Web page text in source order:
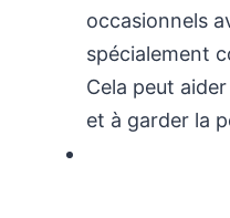
occasionnels
spécialement
Cela peut
et à garder la